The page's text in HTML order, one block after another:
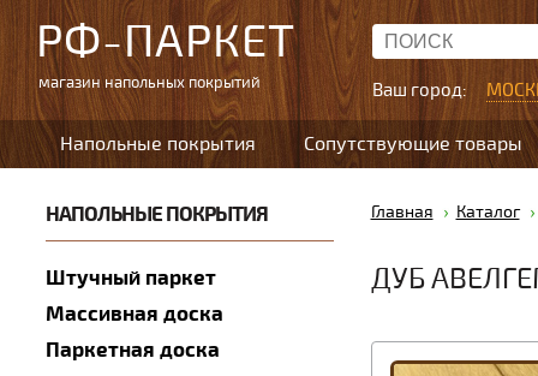
РФ-ПАРКЕТ
магазин напольных покрытий Ваш город:
Напольные покрытия Сопутствующие товары
НАПОЛЬНЫЕ ПОКРЫТИЯ
Штучный паркет
Массивная доска
Паркетная доска
Главная Каталог
ДУБ